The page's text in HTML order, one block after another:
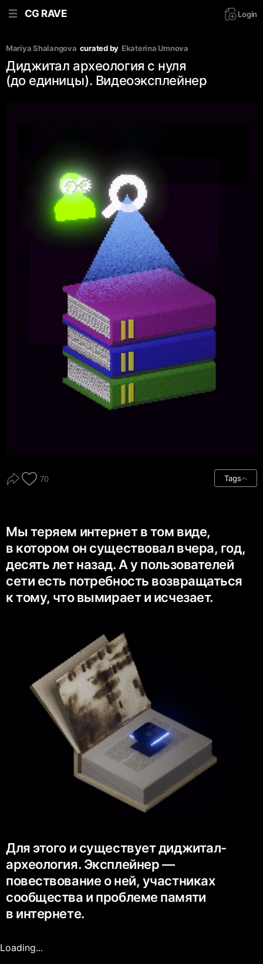
CG RAVE Login
Mariya Shalangova curated by Ekaterina Umnova
Диджитал археология с нуля
(до единицы). Видеоэксплейнер
70 Tags
Мы теряем интернет в том виде,
в котором он существовал вчера, год,
десять лет назад. А у пользователей
сети есть потребность возвращаться
к тому, что вымирает и исчезает.
Для этого и существует диджитал-
археология. Эксплейнер —
повествование о ней, участниках
сообщества и проблеме памяти
в интернете.
Loading...